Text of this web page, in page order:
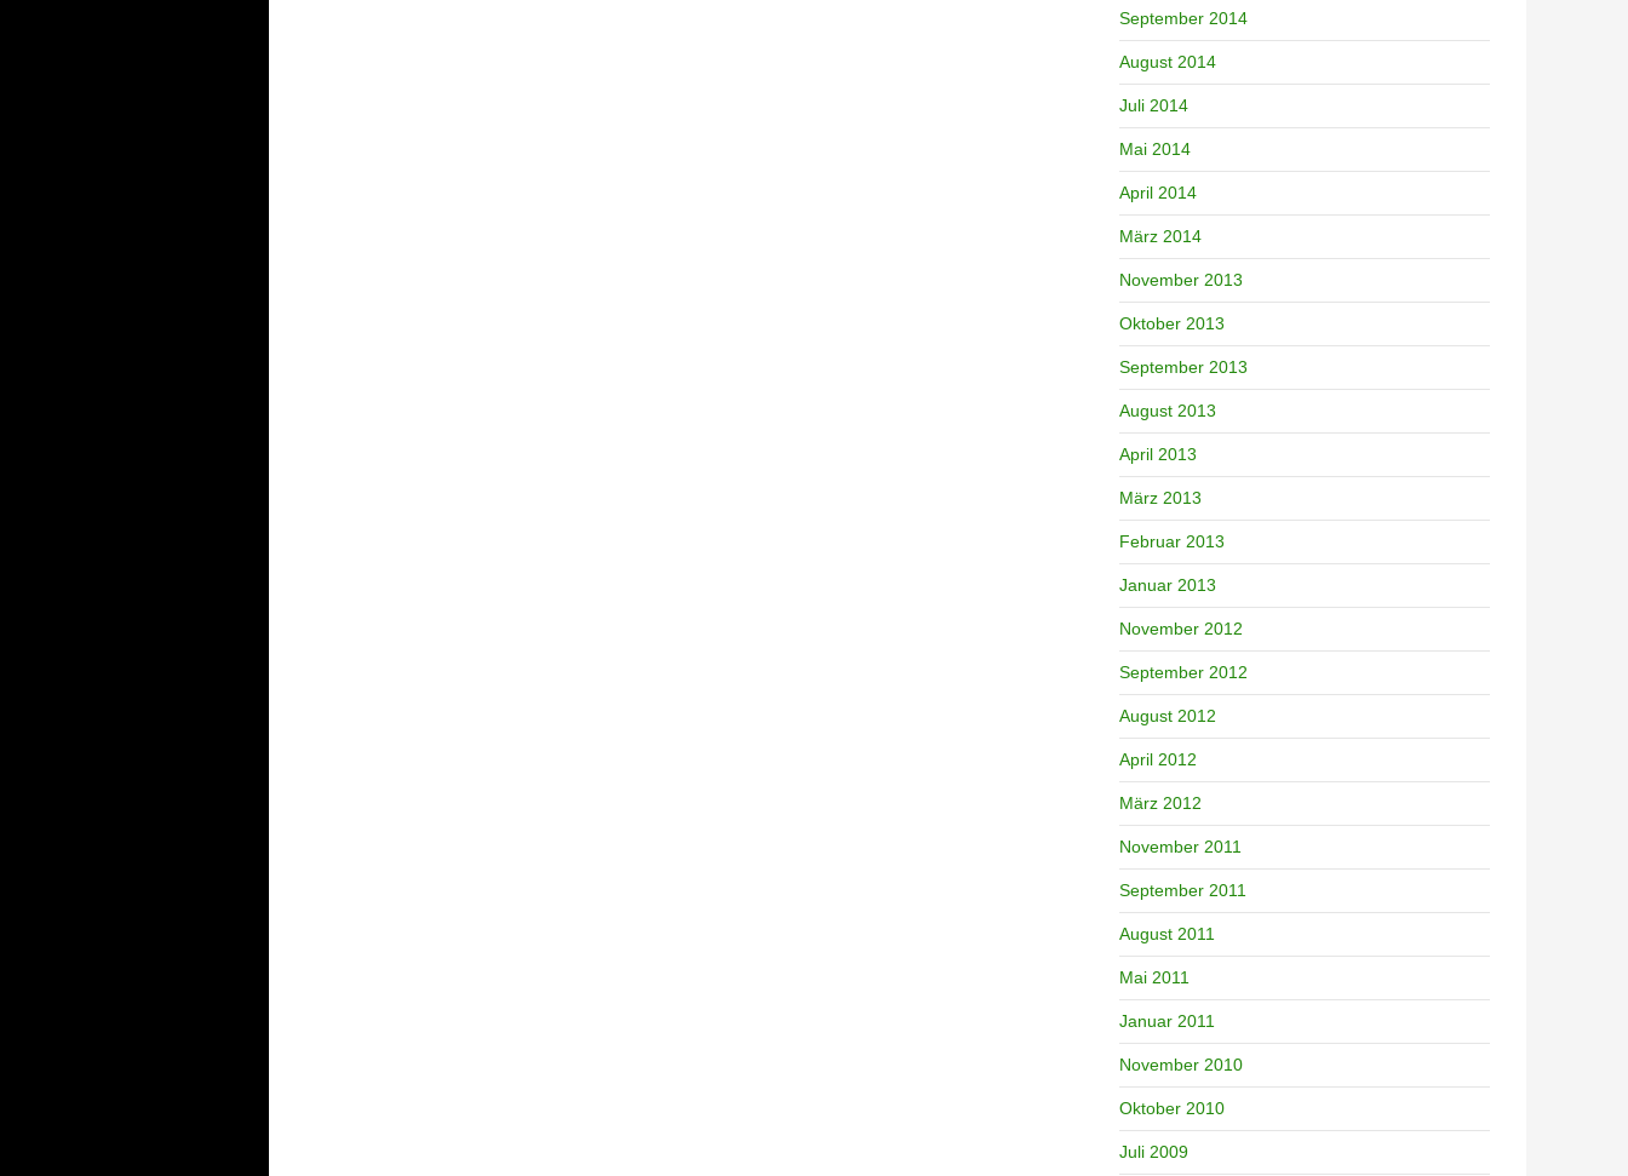
September 2014
August 2014
Juli 2014
Mai 2014
April 2014
März 2014
November 2013
Oktober 2013
September 2013
August 2013
April 2013
März 2013
Februar 2013
Januar 2013
November 2012
September 2012
August 2012
April 2012
März 2012
November 2011
September 2011
August 2011
Mai 2011
Januar 2011
November 2010
Oktober 2010
Juli 2009